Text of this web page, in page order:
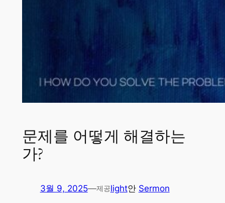
문제를 어떻게 해결하는
가?
3월 9, 2025—제공light안 Sermon